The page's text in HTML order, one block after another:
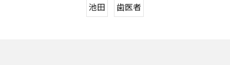
池田 歯医者